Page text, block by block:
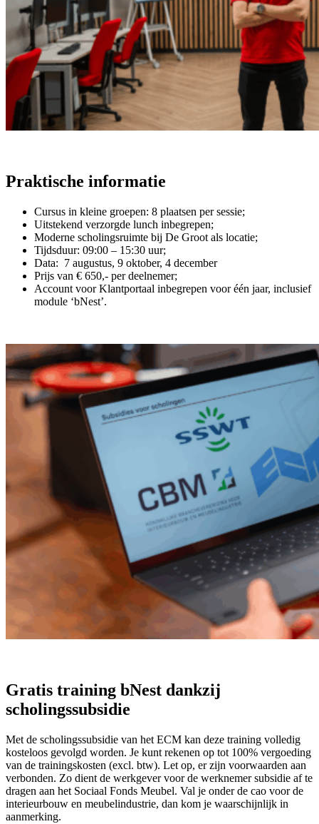
Praktische informatie
Cursus in kleine groepen: 8 plaatsen per sessie;
Uitstekend verzorgde lunch inbegrepen;
Moderne scholingsruimte bij De Groot als locatie;
Tijdsduur: 09:00 – 15:30 uur;
Data: 7 augustus, 9 oktober, 4 december
Prijs van € 650,- per deelnemer;
Account voor Klantportaal inbegrepen voor één jaar, inclusief
module ‘bNest’.
Gratis training bNest dankzij
scholingssubsidie
Met de scholingssubsidie van het ECM kan deze training volledig
kosteloos gevolgd worden. Je kunt rekenen op tot 100% vergoeding
van de trainingskosten (excl. btw). Let op, er zijn voorwaarden aan
verbonden. Zo dient de werkgever voor de werknemer subsidie af te
dragen aan het Sociaal Fonds Meubel. Val je onder de cao voor de
interieurbouw en meubelindustrie, dan kom je waarschijnlijk in
aanmerking.